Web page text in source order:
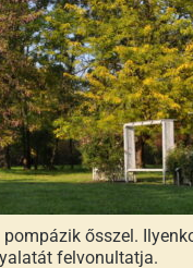
ősszel.
felvonultatja.